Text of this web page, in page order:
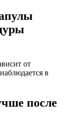
от
в
после